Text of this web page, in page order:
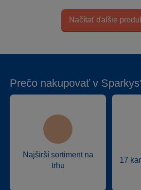
Načítať ďalšie
Prečo nakupovať v
Najširší sortiment na
trhu
17